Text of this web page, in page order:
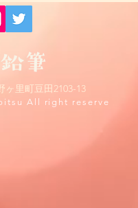
ヶ里町豆田2103-13
All right reserve